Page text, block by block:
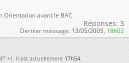
Orientation avant le BAC
Réponses: 3
Dernier message: 13/05/2005, 18h02
+1. Il est actuellement17h54.